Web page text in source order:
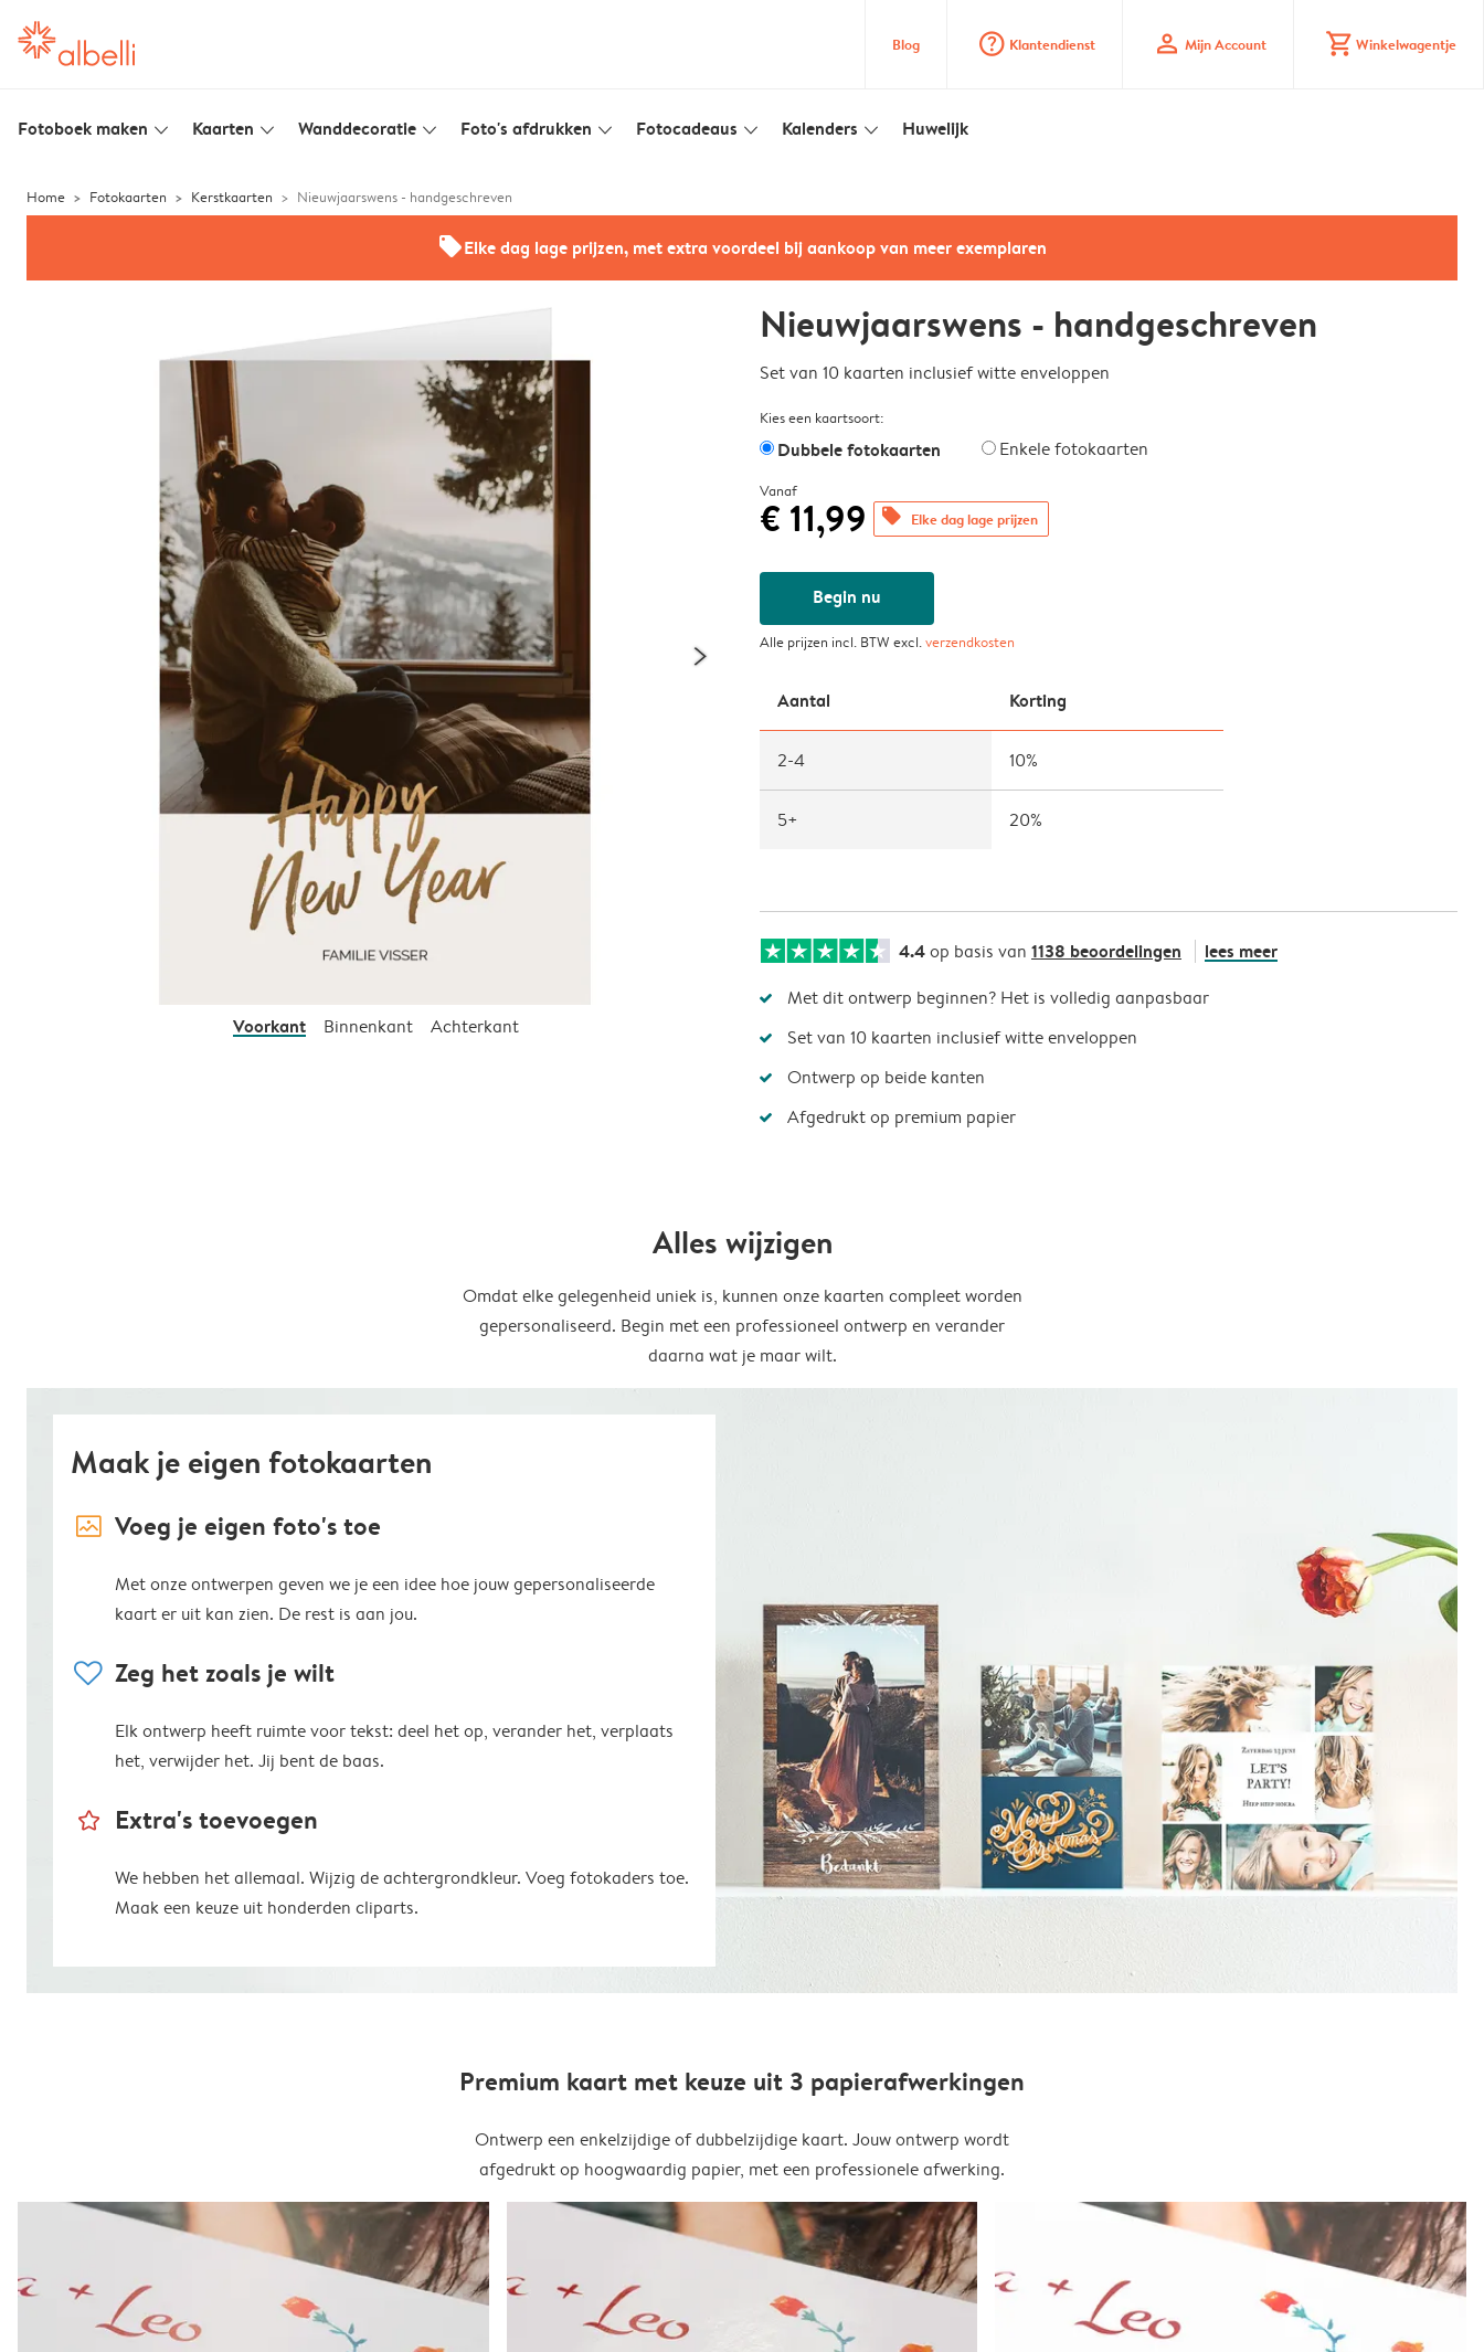
Blog question_mark_circle Klantendienst profile Mijn Account shopping_cart Winkelwagentje
Fotoboek maken slim_arrow_down Kaarten slim_arrow_down Wanddecoratie slim_arrow_down Foto's afdrukken slim_arrow_down Fotocadeaus slim_arrow_down Kalenders slim_arrow_down Huwelijk
Home Fotokaarten Kerstkaarten Nieuwjaarswens - handgeschreven
offersElke dag lage prijzen, met extra voordeel bij aankoop van meer exemplaren
Voorkant Binnenkant Achterkant
Nieuwjaarswens - handgeschreven
Set van 10 kaarten inclusief witte enveloppen
Kies een kaartsoort:
Dubbele fotokaarten Enkele fotokaarten
Vanaf
€ 11,99 offers Elke dag lage prijzen
Begin nu
Alle prijzen incl. BTW excl.verzendkosten
Aantal Korting
2-4 10%
5+ 20%
4.4op basis van 1138 beoordelingen lees meer
Met dit ontwerp beginnen? Het is volledig aanpasbaar
Set van 10 kaarten inclusief witte enveloppen
Ontwerp op beide kanten
Afgedrukt op premium papier
Alles wijzigen
Omdat elke gelegenheid uniek is, kunnen onze kaarten compleet worden
gepersonaliseerd. Begin met een professioneel ontwerp en verander
daarna wat je maar wilt.
Maak je eigen fotokaarten
image_placeholder Voeg je eigen foto's toe
Met onze ontwerpen geven we je een idee hoe jouw gepersonaliseerde
kaart er uit kan zien. De rest is aan jou.
heart Zeg het zoals je wilt
Elk ontwerp heeft ruimte voor tekst: deel het op, verander het, verplaats
het, verwijder het. Jij bent de baas.
star_outline Extra's toevoegen
We hebben het allemaal. Wijzig de achtergrondkleur. Voeg fotokaders toe.
Maak een keuze uit honderden cliparts.
Premium kaart met keuze uit 3 papierafwerkingen
Ontwerp een enkelzijdige of dubbelzijdige kaart. Jouw ontwerp wordt
afgedrukt op hoogwaardig papier, met een professionele afwerking.